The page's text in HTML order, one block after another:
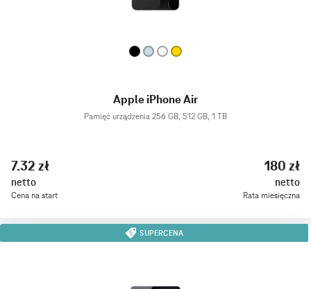
Apple iPhone Air
Pamięć urządzenia 256 GB, 512 GB, 1 TB
7.32 zł
netto
Cena na start
180 zł
netto
Rata miesięczna
SUPERCENA